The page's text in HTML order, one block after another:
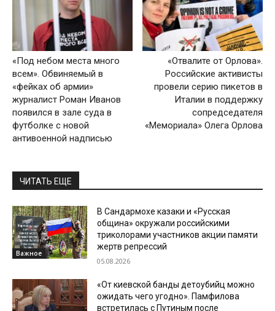
«Под небом места много
всем». Обвиняемый в
«фейках об армии»
журналист Роман Иванов
появился в зале суда в
футболке с новой
антивоенной надписью
«Отвалите от Орлова».
Российские активисты
провели серию пикетов в
Италии в поддержку
сопредседателя
«Мемориала» Олега Орлова
ЧИТАТЬ ЕЩЕ
Важное
В Сандармохе казаки и «Русская
община» окружали российскими
триколорами участников акции памяти
жертв репрессий
05.08.2026
«От киевской банды детоубийц можно
ожидать чего угодно». Памфилова
встретилась с Путиным после